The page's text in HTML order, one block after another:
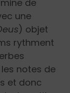
de
une
) objet
rythment
notes de
et donc